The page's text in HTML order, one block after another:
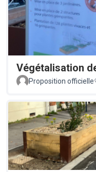
Végétalisation
Proposition officielle